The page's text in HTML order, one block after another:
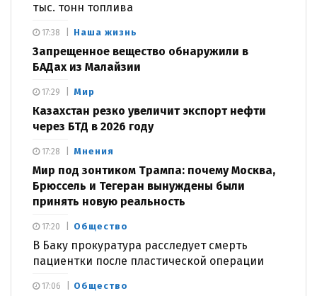
тыс. тонн топлива
Наша жизнь
Запрещенное вещество обнаружили в
БАДах из Малайзии
17:38
Мир
Казахстан резко увеличит экспорт нефти
через БТД в 2026 году
17:29
Мнения
Мир под зонтиком Трампа: почему Москва,
Брюссель и Тегеран вынуждены были
принять новую реальность
17:28
Общество
В Баку прокуратура расследует смерть
пациентки после пластической операции
17:20
Общество
17:06